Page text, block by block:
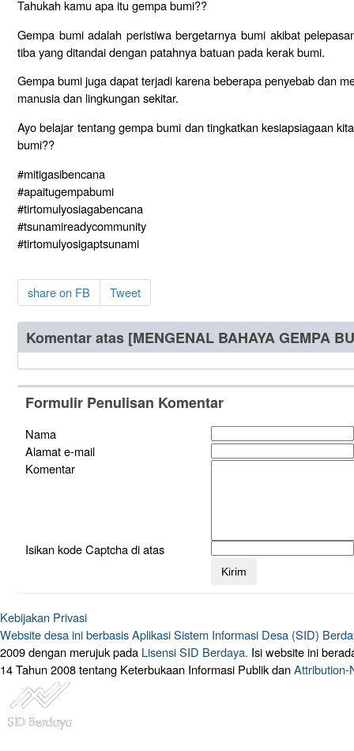
Tahukah kamu apa itu gempa bumi??
Gempa bumi adalah peristiwa bergetarnya bumi akibat
tiba yang ditandai dengan patahnya batuan pada kerak bumi.
Gempa bumi juga dapat terjadi karena beberapa penyebab dan
manusia dan lingkungan sekitar.
Ayo belajar tentang gempa bumi dan tingkatkan kesiapsiagaan
bumi??
#mitigasibencana
#apaitugempabumi
#tirtomulyosiagabencana
#tsunamireadycommunity
#tirtomulyosigaptsunami
share on FB Tweet
Komentar atas [MENGENAL BAHAYA GEMPA
Formulir Penulisan Komentar
Nama
Alamat e-mail
Komentar
Isikan kode Captcha di atas
Kebijakan Privasi
Website desa ini berbasisAplikasi Sistem Informasi Desa (SID)
2009 dengan merujuk pada Lisensi SID Berdaya. Isi website ini
14 Tahun 2008 tentang Keterbukaan Informasi Publik danAttribution-